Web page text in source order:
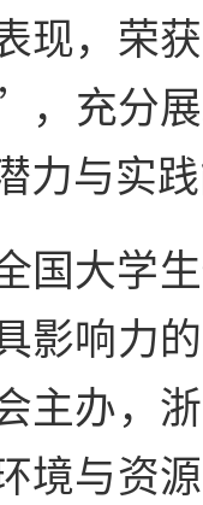
现，荣
充分
与实践
国大学
影响力
主办，
境与资